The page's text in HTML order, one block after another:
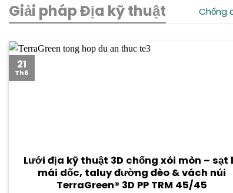
Giải pháp Địa kỹ thuật Chống
Lưới địa kỹ thuật 3D chống xói mòn – sạt
mái dốc, taluy đường đèo & vách núi
TerraGreen® 3D PP TRM 45/45
21
Th6